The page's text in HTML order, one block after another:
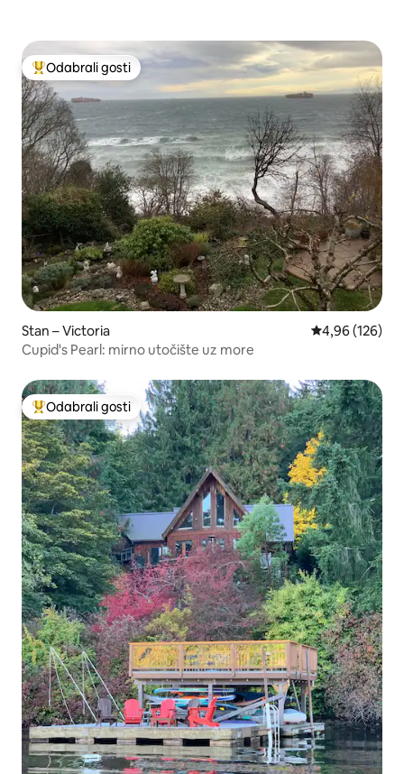
Među najviše rangiranima s oznakom „Odabrali gosti”
Odabrali gosti
Stan – Victoria Prosječna
4,96 (126)
Cupid's Pearl: mirno utočište uz more
Među najviše rangiranima s oznakom „Odabrali gosti”
Odabrali gosti